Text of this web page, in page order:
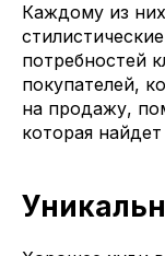
Каждому из
потребностей
покупателей,
на продажу,
которая